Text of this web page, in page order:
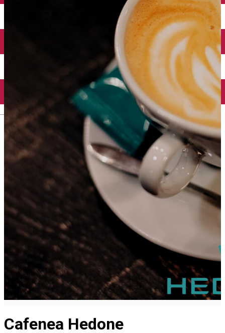
English
Încărcare vehicule electrice
Cafenea Hedone